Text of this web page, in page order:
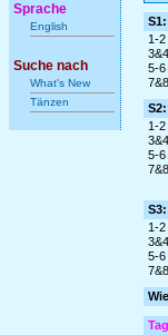
Sprache
English
Suche nach
What's New
Tänzen
1-2
3&4
5-6
7&8
1-2
3&4
5-6
7&8
1-2
3&4
5-6
7&8